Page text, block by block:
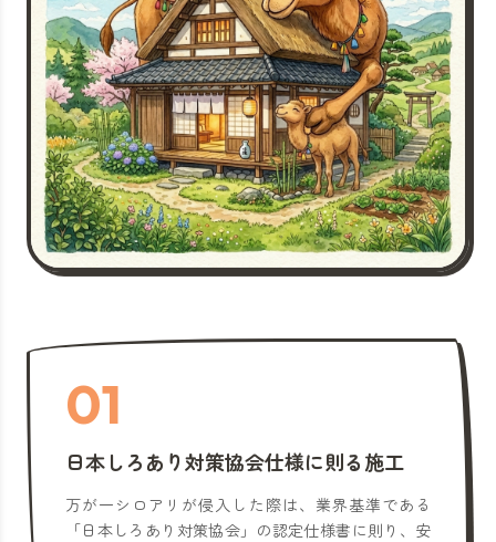
01
日本しろあり対策協会仕様に則る施工
万が一シロアリが侵入した際は、業界基準である
「日本しろあり対策協会」の認定仕様書に則り、安